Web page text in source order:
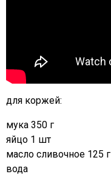
для коржей:
мука 350 г
яйцо 1 шт
масло сливочное 125 г
вода